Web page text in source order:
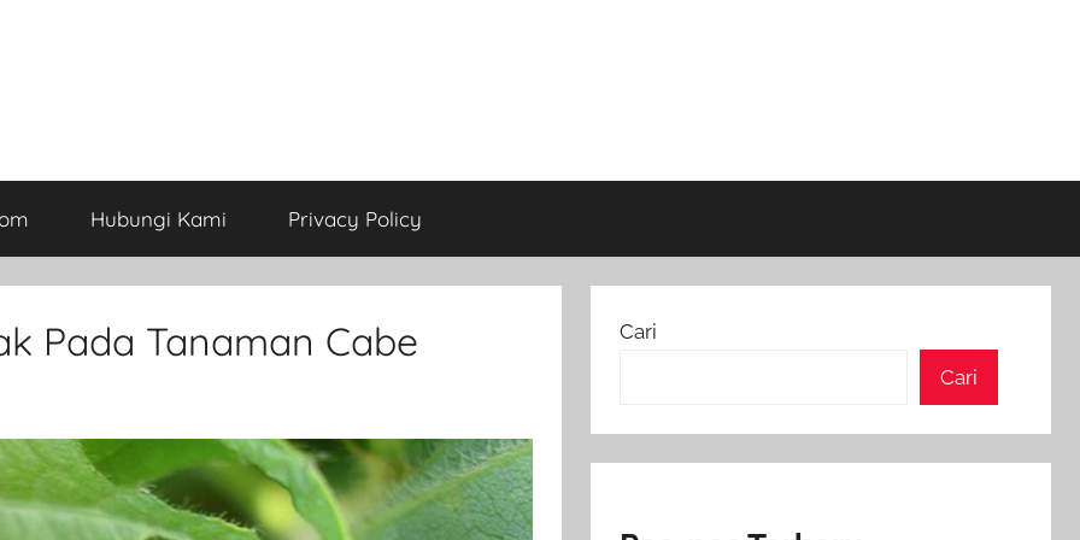
Hubungi Kami Privacy Policy
Pada Tanaman Cabe
Cari
Cari